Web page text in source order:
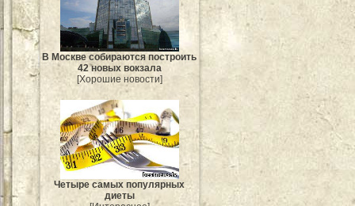
В Москве собираются построить
42 новых вокзала
[Хорошие новости]
Четыре самых популярных
диеты